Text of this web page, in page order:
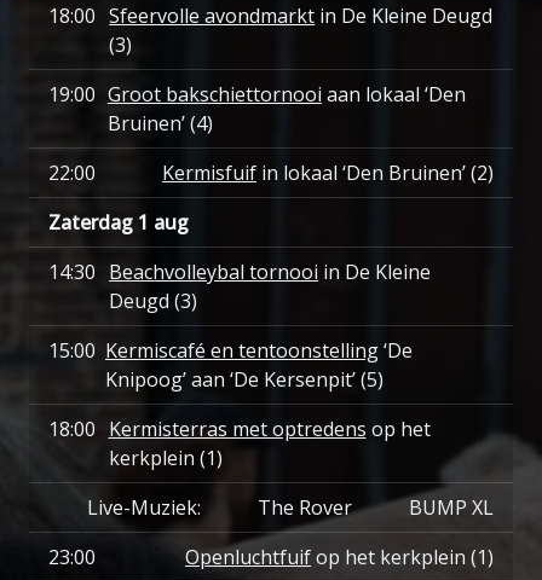
18:00 Sfeervolle avondmarkt in De Kleine Deugd
(3)
19:00 Groot bakschiettornooi aan lokaal ‘Den
Bruinen’ (4)
22:00
Kermisfuif in lokaal ‘Den Bruinen’ (2)
Zaterdag 1 aug
14:30 Beachvolleybal tornooi in De Kleine
Deugd (3)
15:00 Kermiscafé en tentoonstelling‘De
Knipoog’ aan ‘De Kersenpit’ (5)
18:00 Kermisterras met optredens op het
kerkplein (1)
Live-Muziek:
The Rover
BUMP XL
23:00
Openluchtfuifop het kerkplein (1)